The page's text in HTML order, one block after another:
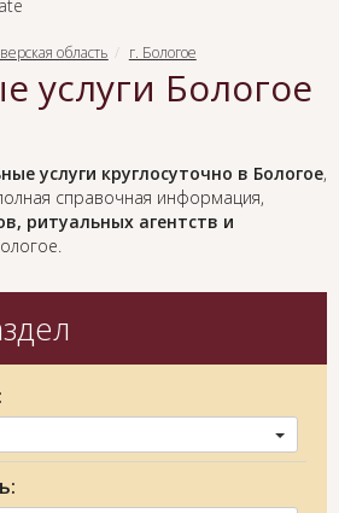
область г. Бологое
услуги Бологое
услуги круглосуточно в Бологое,
справочная информация,
ритуальных агентств и